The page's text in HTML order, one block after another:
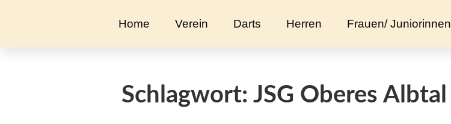
Home Verein Darts Herren Frauen/ Juniorinnen
Schlagwort: JSG Oberes Albtal